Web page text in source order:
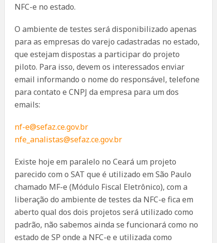
NFC-e no estado.
O ambiente de testes será disponibilizado apenas
para as empresas do varejo cadastradas no estado,
que estejam dispostas a participar do projeto
piloto. Para isso, devem os interessados enviar
email informando o nome do responsável, telefone
para contato e CNPJ da empresa para um dos
emails:
nf-e@sefaz.ce.gov.br
nfe_analistas@sefaz.ce.gov.br
Existe hoje em paralelo no Ceará um projeto
parecido com o SAT que é utilizado em São Paulo
chamado MF-e (Módulo Fiscal Eletrônico), com a
liberação do ambiente de testes da NFC-e fica em
aberto qual dos dois projetos será utilizado como
padrão, não sabemos ainda se funcionará como no
estado de SP onde a NFC-e e utilizada como